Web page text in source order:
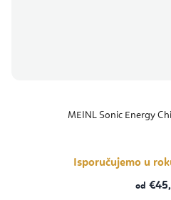
MEINL Sonic Energy
Isporučujemo u
od